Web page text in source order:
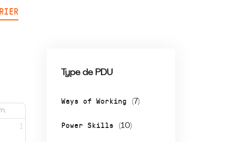
Type de PDU
Ways of Working (7)
Power Skills (10)
1